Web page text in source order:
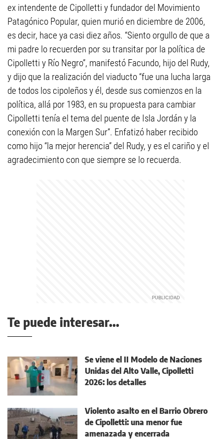
ex intendente de Cipolletti y fundador del Movimiento
Patagónico Popular, quien murió en diciembre de 2006,
es decir, hace ya casi diez años. “Siento orgullo de que a
mi padre lo recuerden por su transitar por la política de
Cipolletti y Río Negro”, manifestó Facundo, hijo del Rudy,
y dijo que la realización del viaducto “fue una lucha larga
de todos los cipoleños y él, desde sus comienzos en la
política, allá por 1983, en su propuesta para cambiar
Cipolletti tenía el tema del puente de Isla Jordán y la
conexión con la Margen Sur”. Enfatizó haber recibido
como hijo “la mejor herencia” del Rudy, y es el cariño y el
agradecimiento con que siempre se lo recuerda.
Te puede interesar...
Se viene el II Modelo de Naciones
Unidas del Alto Valle, Cipolletti
2026: los detalles
Violento asalto en el Barrio Obrero
de Cipolletti: una menor fue
amenazada y encerrada